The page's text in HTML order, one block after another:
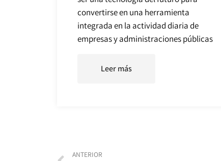
convertirse en una herramienta
integrada en la actividad diaria de
empresas y administraciones públicas
Leer más
ANTERIOR